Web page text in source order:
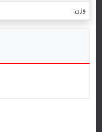
وزن: